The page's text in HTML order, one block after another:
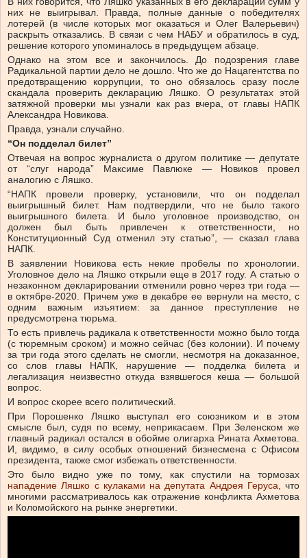
них не выигрывал. Правда, полные данные о победителях
лотерей (в числе которых мог оказаться и Олег Валерьевич)
раскрыть отказались. В связи с чем НАБУ и обратилось в суд,
решение которого упоминалось в предыдущем абзаце.
Однако на этом все и закончилось. До подозрения главе
Радикальной партии дело не дошло. Что же до Нацагентства по
предотвращению коррупции, то оно обязалось сразу после
скандала проверить декларацию Ляшко. О результатах этой
затяжной проверки мы узнали как раз вчера, от главы НАПК
Александра Новикова.
Правда, узнали случайно.
“Он подделал билет”
Отвечая на вопрос журналиста о другом политике — депутате
от “слуг народа” Максиме Павлюке — Новиков провел
аналогию с Ляшко.
“НАПК провели проверку, установили, что он подделал
выигрышный билет. Нам подтвердили, что не было такого
выигрышного билета. И было уголовное производство, он
должен был быть привлечен к ответственности, но
Конституционный Суд отменил эту статью”, — сказал глава
НАПК.
В заявлении Новикова есть некие пробелы по хронологии.
Уголовное дело на Ляшко открыли еще в 2017 году. А статью о
незаконном декларировании отменили ровно через три года —
в октябре-2020. Причем уже в декабре ее вернули на место, с
одним важным изъятием: за данное преступление не
предусмотрена тюрьма.
То есть привлечь радикала к ответственности можно было тогда
(с тюремным сроком) и можно сейчас (без колонии). И почему
за три года этого сделать не смогли, несмотря на доказанное,
со слов главы НАПК, нарушение — подделка билета и
легализация неизвестно откуда взявшегося кеша — большой
вопрос.
И вопрос скорее всего политический.
При Порошенко Ляшко выступал его союзником и в этом
смысле был, судя по всему, неприкасаем. При Зеленском же
главный радикал остался в обойме олигарха Рината Ахметова.
И, видимо, в силу особых отношений бизнесмена с Офисом
президента, также смог избежать ответственности.
Это было видно уже по тому, как спустили на тормозах
нападение Ляшко с кулаками на депутата Андрея Геруса, что
многими рассматривалось как отражение конфликта Ахметова
и Коломойского на рынке энергетики.